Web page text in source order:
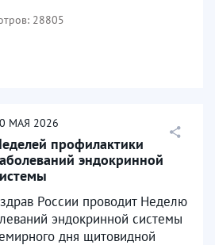
28805
МАЯ 2026
профилактики
эндокринной
России проводит Неделю
эндокринной системы
дня щитовидной